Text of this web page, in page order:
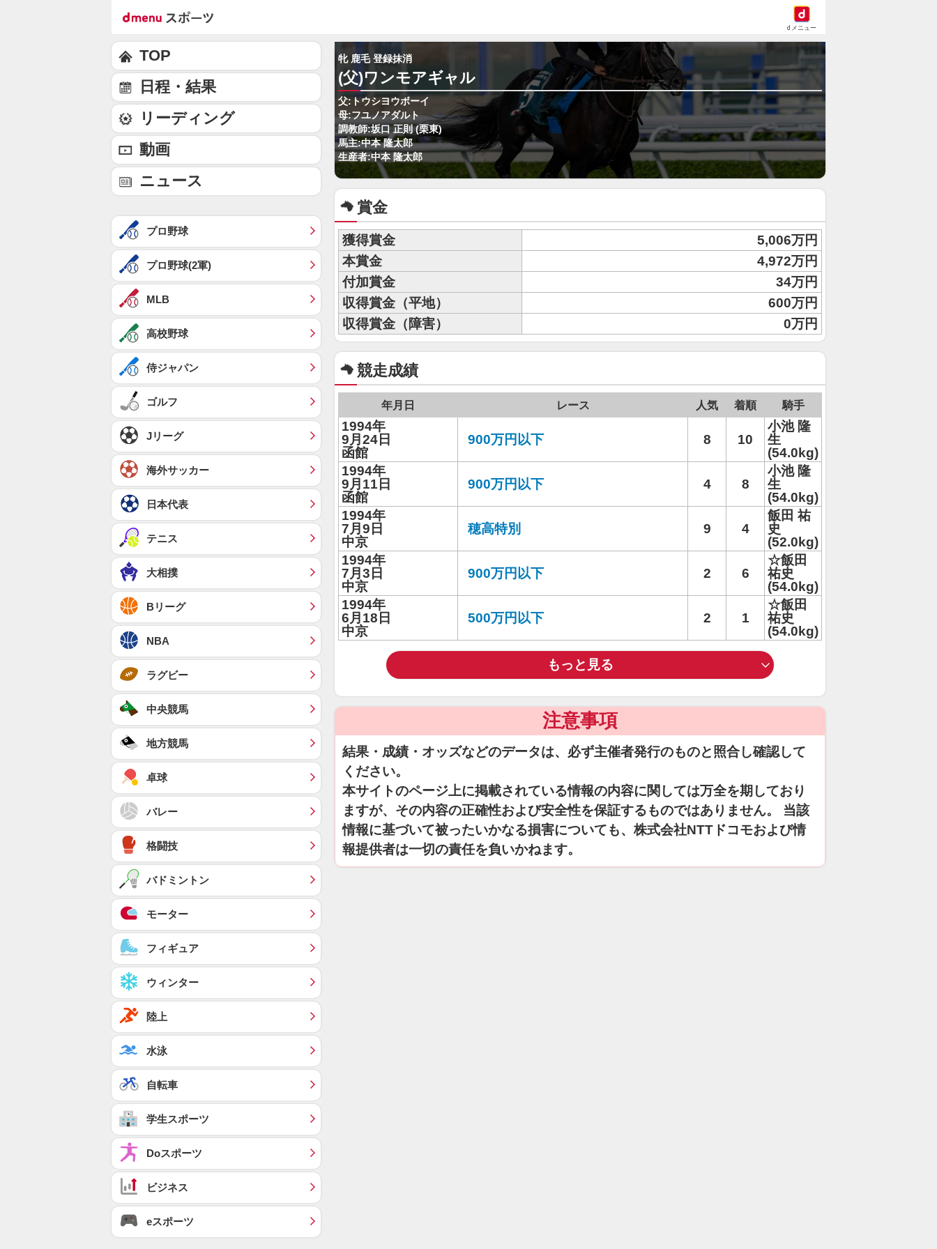
dメニュー
牝 鹿毛 登録抹消
(父)ワンモアギャル
父:トウシヨウボーイ
母:フユノアダルト
調教師:坂口 正則 (栗東)
馬主:中本 隆太郎
生産者:中本 隆太郎
賞金
獲得賞金
5,006万円
本賞金
4,972万円
付加賞金
34万円
収得賞金（平地）
600万円
収得賞金（障害）
0万円
競走成績
年月日 レース 人気 着順 騎手
1994年
9月24日
函館
900万円以下 8 10
小池 隆
生
(54.0kg)
1994年
9月11日
函館
900万円以下 4 8
小池 隆
生
(54.0kg)
1994年
7月9日
中京
穂高特別 9 4
飯田 祐
史
(52.0kg)
1994年
7月3日
中京
900万円以下 2 6
☆飯田
祐史
(54.0kg)
1994年
6月18日
中京
500万円以下 2 1
☆飯田
祐史
(54.0kg)
もっと見る
注意事項
結果・成績・オッズなどのデータは、必ず主催者発行のものと照合し確認して
ください。
本サイトのページ上に掲載されている情報の内容に関しては万全を期しており
ますが、その内容の正確性および安全性を保証するものではありません。 当該
情報に基づいて被ったいかなる損害についても、株式会社NTTドコモおよび情
報提供者は一切の責任を負いかねます。
TOP
日程・結果
リーディング
動画
ニュース
プロ野球
プロ野球(2軍)
MLB
高校野球
侍ジャパン
ゴルフ
Jリーグ
海外サッカー
日本代表
テニス
大相撲
Bリーグ
NBA
ラグビー
中央競馬
地方競馬
卓球
バレー
格闘技
バドミントン
モーター
フィギュア
ウィンター
陸上
水泳
自転車
学生スポーツ
Doスポーツ
ビジネス
eスポーツ